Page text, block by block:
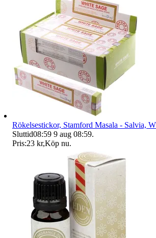
Rökelsestickor, Stamford Masala - Salvia,
Sluttid08:59 9 aug 08:59.
Pris:23 kr,Köp nu.